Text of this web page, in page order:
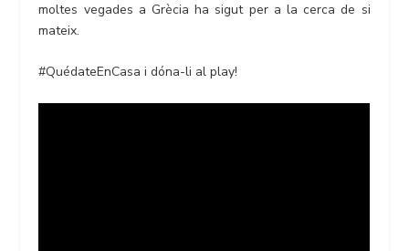
moltes vegades a Grècia ha sigut per a la cerca de si
mateix.
#QuédateEnCasa i dóna-li al play!